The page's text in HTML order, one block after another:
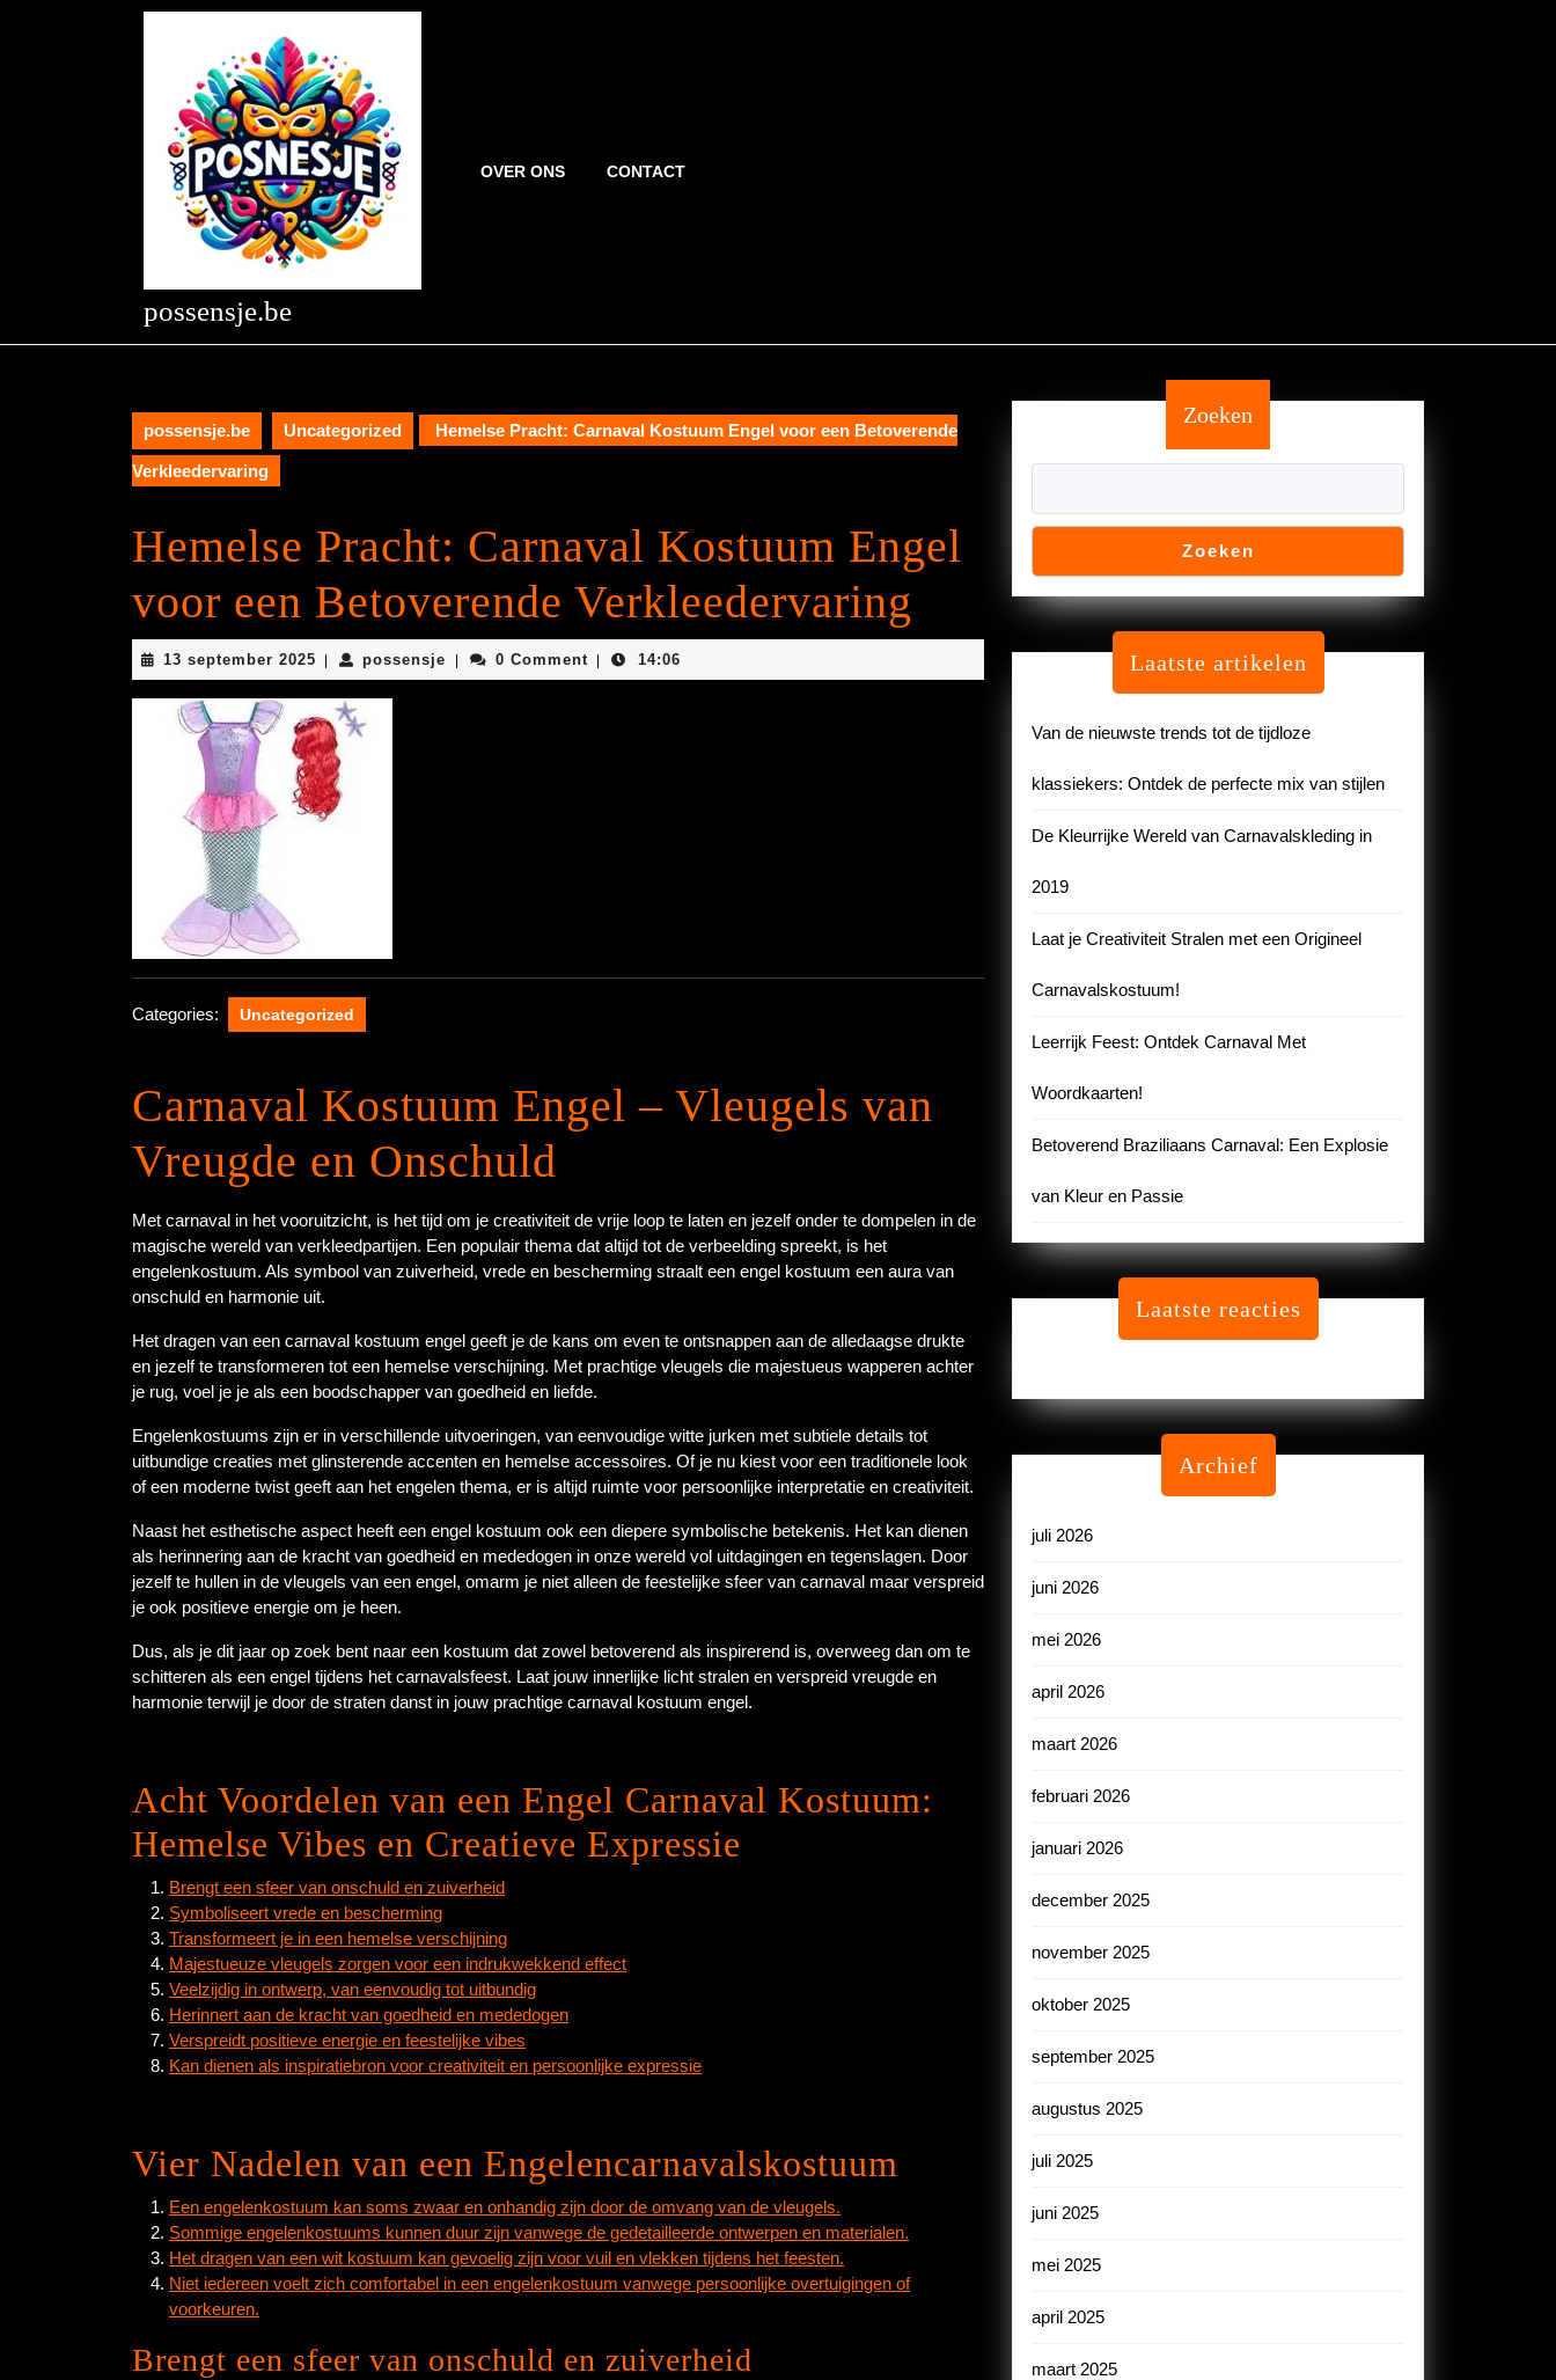
possensje.be
OVER ONS CONTACT
possensje.be Uncategorized Hemelse Pracht: Carnaval Kostuum Engel voor een Betoverende
Verkleedervaring
Hemelse Pracht: Carnaval Kostuum Engel
voor een Betoverende Verkleedervaring
13 september 2025 13
september
2025
possensje possensje0 Comment 14:06
Categories: Uncategorized
Carnaval Kostuum Engel – Vleugels van
Vreugde en Onschuld
Met carnaval in het vooruitzicht, is het tijd om je creativiteit de vrije loop te laten en jezelf onder te dompelen in de
magische wereld van verkleedpartijen. Een populair thema dat altijd tot de verbeelding spreekt, is het
engelenkostuum. Als symbool van zuiverheid, vrede en bescherming straalt een engel kostuum een aura van
onschuld en harmonie uit.
Het dragen van een carnaval kostuum engel geeft je de kans om even te ontsnappen aan de alledaagse drukte
en jezelf te transformeren tot een hemelse verschijning. Met prachtige vleugels die majestueus wapperen achter
je rug, voel je je als een boodschapper van goedheid en liefde.
Engelenkostuums zijn er in verschillende uitvoeringen, van eenvoudige witte jurken met subtiele details tot
uitbundige creaties met glinsterende accenten en hemelse accessoires. Of je nu kiest voor een traditionele look
of een moderne twist geeft aan het engelen thema, er is altijd ruimte voor persoonlijke interpretatie en creativiteit.
Naast het esthetische aspect heeft een engel kostuum ook een diepere symbolische betekenis. Het kan dienen
als herinnering aan de kracht van goedheid en mededogen in onze wereld vol uitdagingen en tegenslagen. Door
jezelf te hullen in de vleugels van een engel, omarm je niet alleen de feestelijke sfeer van carnaval maar verspreid
je ook positieve energie om je heen.
Dus, als je dit jaar op zoek bent naar een kostuum dat zowel betoverend als inspirerend is, overweeg dan om te
schitteren als een engel tijdens het carnavalsfeest. Laat jouw innerlijke licht stralen en verspreid vreugde en
harmonie terwijl je door de straten danst in jouw prachtige carnaval kostuum engel.
Acht Voordelen van een Engel Carnaval Kostuum:
Hemelse Vibes en Creatieve Expressie
Brengt een sfeer van onschuld en zuiverheid
Symboliseert vrede en bescherming
Transformeert je in een hemelse verschijning
Majestueuze vleugels zorgen voor een indrukwekkend effect
Veelzijdig in ontwerp, van eenvoudig tot uitbundig
Herinnert aan de kracht van goedheid en mededogen
Verspreidt positieve energie en feestelijke vibes
Kan dienen als inspiratiebron voor creativiteit en persoonlijke expressie
Vier Nadelen van een Engelencarnavalskostuum
Een engelenkostuum kan soms zwaar en onhandig zijn door de omvang van de vleugels.
Sommige engelenkostuums kunnen duur zijn vanwege de gedetailleerde ontwerpen en materialen.
Het dragen van een wit kostuum kan gevoelig zijn voor vuil en vlekken tijdens het feesten.
Niet iedereen voelt zich comfortabel in een engelenkostuum vanwege persoonlijke overtuigingen of
voorkeuren.
Brengt een sfeer van onschuld en zuiverheid
Zoeken
Zoeken
Laatste artikelen
Van de nieuwste trends tot de tijdloze
klassiekers: Ontdek de perfecte mix van stijlen
De Kleurrijke Wereld van Carnavalskleding in
2019
Laat je Creativiteit Stralen met een Origineel
Carnavalskostuum!
Leerrijk Feest: Ontdek Carnaval Met
Woordkaarten!
Betoverend Braziliaans Carnaval: Een Explosie
van Kleur en Passie
Laatste reacties
Archief
juli 2026
juni 2026
mei 2026
april 2026
maart 2026
februari 2026
januari 2026
december 2025
november 2025
oktober 2025
september 2025
augustus 2025
juli 2025
juni 2025
mei 2025
april 2025
maart 2025